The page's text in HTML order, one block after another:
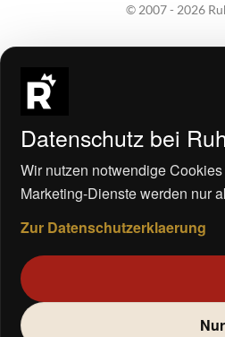
© 2007 - 2026
Datenschutz bei
Wir nutzen notwendige
Marketing-Dienste werden nur
Zur Datenschutzerklaerung